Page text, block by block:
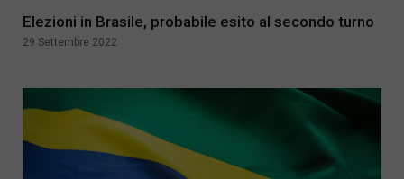
Elezioni in Brasile, probabile esito al secondo turno
29 Settembre 2022